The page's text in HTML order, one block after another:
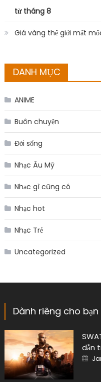
từ tháng 8
Giá vàng thế giới mất
DANH MỤC
ANIME
Buôn chuyện
Đời sống
Nhạc Âu Mỹ
Nhạc gì cũng có
Nhạc hot
Nhạc Trẻ
Uncategorized
Dành riêng cho bạn
dẫn
on